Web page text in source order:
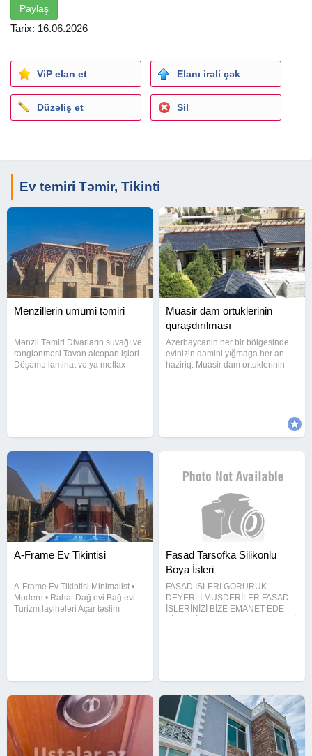
Paylaş
Tarix: 16.06.2026
ViP elan et Elanı irəli çək
Düzəliş et Sil
Ev temiri Təmir, Tikinti
Menzillerin umumi təmiri
Mənzil Təmiri Divarların suvağı və
rənglənməsi Tavan alcopan işləri
Döşəmə laminat və ya metlax
Muasir dam ortuklerinin
quraşdırılması
Azerbaycanin her bir bölgesinde
evinizin damini yığmaga her an
haziriq. Muasir dam ortuklerinin
A-Frame Ev Tikintisi
A-Frame Ev Tikintisi Minimalist •
Modern • Rahat Dağ evi Bağ evi
Turizm layihələri Açar təslim
Fasad Tarsofka Silikonlu
Boya İsleri
FASAD İSLERİ GORURUK
DEYERLİ MUSDERİLER FASAD
İSLERİNİZİ BİZE EMANET EDE